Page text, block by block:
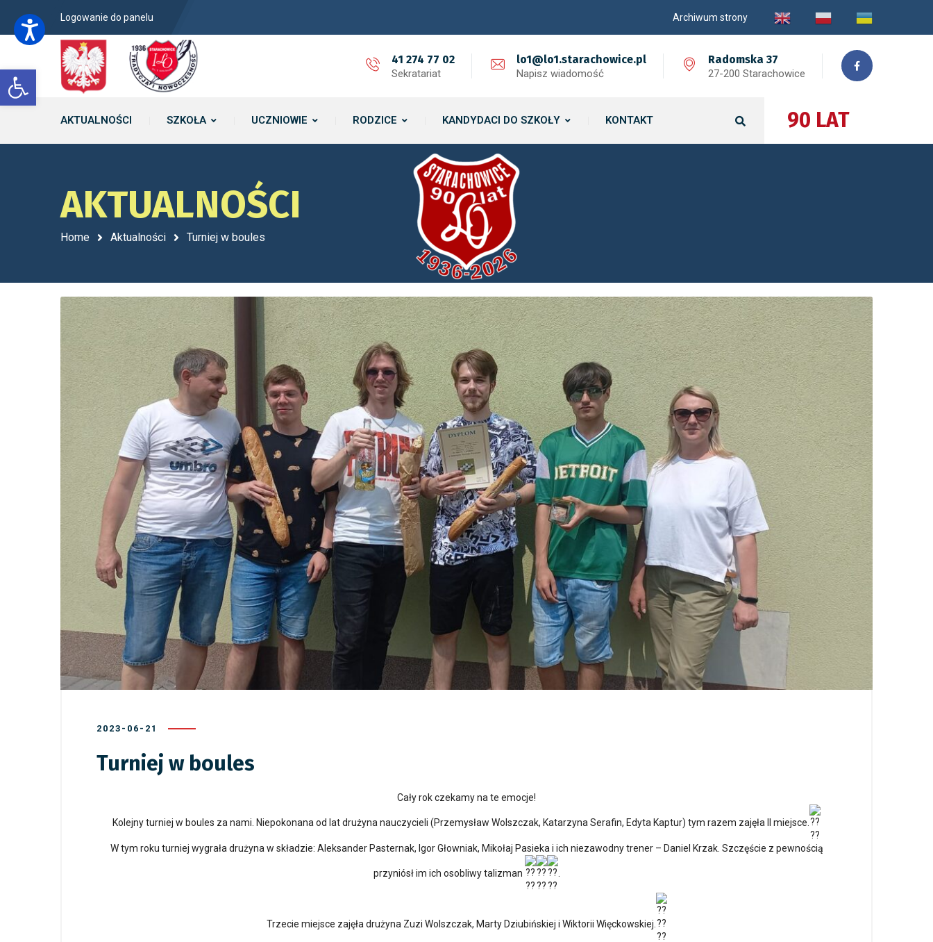
Open toolbar
Logowanie do panelu Archiwum strony
41 274 77 02
Sekratariat
lo1@lo1.starachowice.pl
Napisz wiadomość
Radomska 37
27-200 Starachowice
90 LAT
AKTUALNOŚCI SZKOŁA UCZNIOWIE RODZICE KANDYDACI DO SZKOŁY KONTAKT
AKTUALNOŚCI
Home Aktualności Turniej w boules
2023-06-21
Turniej w boules
Cały rok czekamy na te emocje!
Kolejny turniej w boules za nami. Niepokonana od lat drużyna nauczycieli (Przemysław Wolszczak, Katarzyna Serafin, Edyta Kaptur) tym razem zajęła II miejsce.
W tym roku turniej wygrała drużyna w składzie: Aleksander Pasternak, Igor Głowniak, Mikołaj Pasieka i ich niezawodny trener – Daniel Krzak. Szczęście z pewnością
przyniósł im ich osobliwy talizman
Trzecie miejsce zajęła drużyna Zuzi Wolszczak, Marty Dziubińskiej i Wiktorii Więckowskiej.